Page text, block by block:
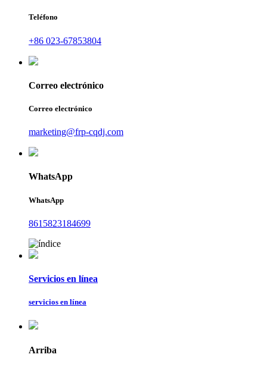
Teléfono
+86 023-67853804
Correo electrónico
Correo electrónico
marketing@frp-cqdj.com
WhatsApp
WhatsApp
8615823184699
Servicios en línea
servicios en línea
Arriba